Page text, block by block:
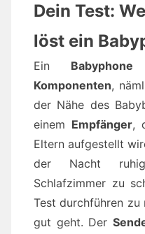
Dein Test:
löst ein
Ein Babyphone
Komponenten,
der Nähe des
einem Empfänger,
Eltern aufgestellt
der Nacht
Schlafzimmer zu
Test durchführen zu
gut geht. Der